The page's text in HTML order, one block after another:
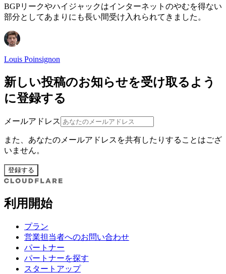
BGPリークやハイジャックはインターネットのやむを得ない
部分としてあまりにも長い間受け入れられてきました。
Louis Poinsignon
新しい投稿のお知らせを受け取るよう
に登録する
メールアドレス
また、あなたのメールアドレスを共有したりすることはござ
いません。
登録する
利用開始
プラン
営業担当者へのお問い合わせ
パートナー
パートナーを探す
スタートアップ